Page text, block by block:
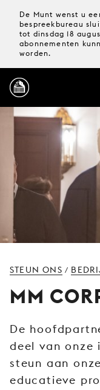
De Munt wenst u
bespreekbureau
tot dinsdag 18
abonnementen
worden.
STEUN ONS /
MM
De
deel van onze
steun aan
educatieve